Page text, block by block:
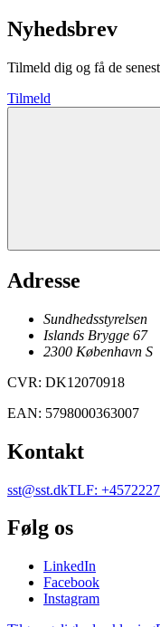
Nyhedsbrev
Tilmeld dig og få de
Tilmeld
Adresse
Sundhedsstyrelsen
Islands Brygge 67
2300 København S
CVR: DK12070918
EAN: 5798000363007
Kontakt
sst@sst.dkTLF:
Følg os
LinkedIn
Facebook
Instagram